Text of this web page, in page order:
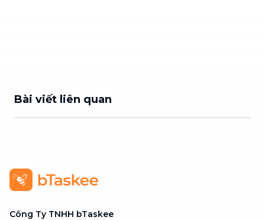
Bài viết liên quan
Công Ty TNHH bTaskee